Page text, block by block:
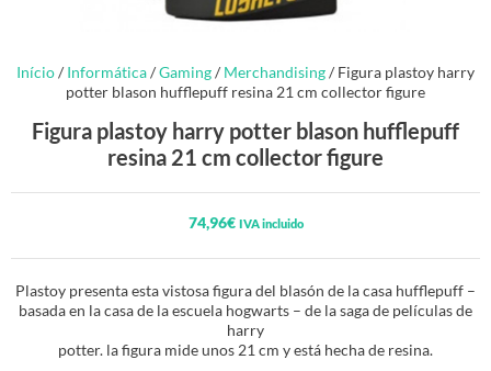
Início/ Informática/Gaming/ Merchandising/ Figura plastoy harry
potter blason hufflepuff resina 21 cm collector figure
Figura plastoy harry potter blason hufflepuff
resina 21 cm collector figure
74,96€ IVA incluido
Plastoy presenta esta vistosa figura del blasón de la casa hufflepuff –
basada en la casa de la escuela hogwarts – de la saga de películas de
harry
potter. la figura mide unos 21 cm y está hecha de resina.